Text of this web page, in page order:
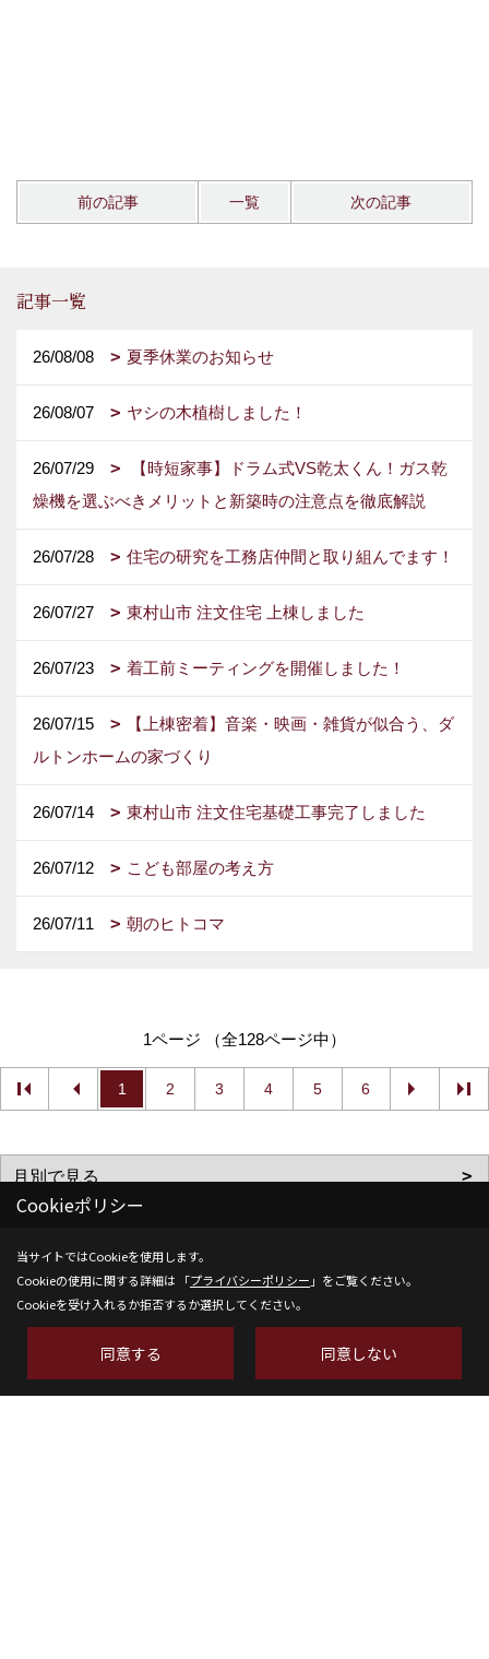
前の記事 一覧 次の記事
記事一覧
26/08/08 夏季休業のお知らせ
26/08/07 ヤシの木植樹しました！
26/07/29
【時短家事】ドラム式VS乾太くん！ガス乾
燥機を選ぶべきメリットと新築時の注意点を徹底解説
26/07/28 住宅の研究を工務店仲間と取り組んでます！
26/07/27 東村山市 注文住宅 上棟しました
26/07/23 着工前ミーティングを開催しました！
26/07/15
【上棟密着】音楽・映画・雑貨が似合う、ダ
ルトンホームの家づくり
26/07/14 東村山市 注文住宅基礎工事完了しました
26/07/12 こども部屋の考え方
26/07/11 朝のヒトコマ
1ページ （全128ページ中）
1 2 3 4 5 6
株式会社SH-Space
〒350-1316
埼玉県狭山市南入曽558-9
Cookieポリシー
当サイトではCookieを使用します。
Cookieの使用に関する詳細は 「プライバシーポリシー 」をご覧ください。
Cookieを受け入れるか拒否するか選択してください。
同意する 同意しない